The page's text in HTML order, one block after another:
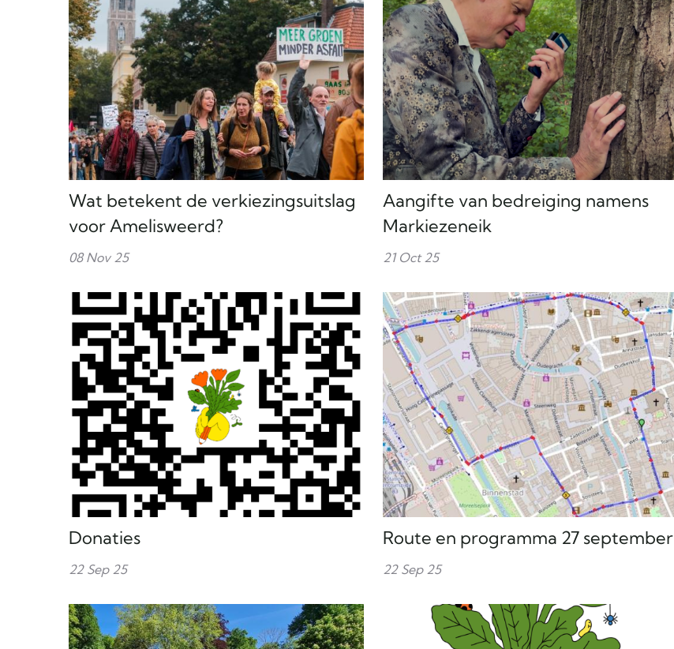
Wat betekent de verkiezingsuitslag
voor Amelisweerd?
08 Nov 25
Aangifte van bedreiging namens
Markiezeneik
21 Oct 25
Donaties
22 Sep 25
Route en programma 27 september
22 Sep 25